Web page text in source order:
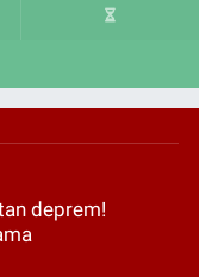
deprem!